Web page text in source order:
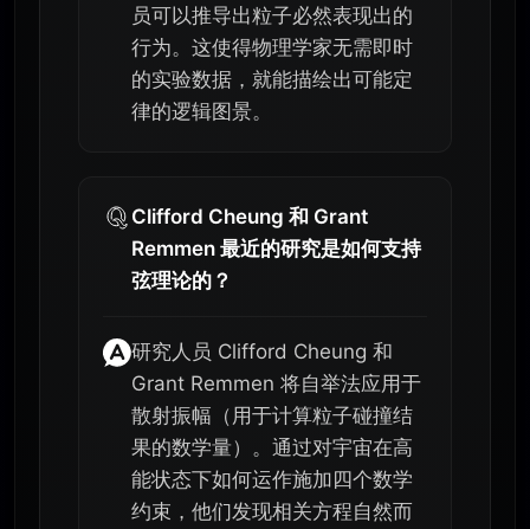
员可以推导出粒子必然表现出的
行为。这使得物理学家无需即时
的实验数据，就能描绘出可能定
律的逻辑图景。
Clifford Cheung 和 Grant
Remmen 最近的研究是如何支持
弦理论的？
研究人员 Clifford Cheung 和
Grant Remmen 将自举法应用于
散射振幅（用于计算粒子碰撞结
果的数学量）。通过对宇宙在高
能状态下如何运作施加四个数学
约束，他们发现相关方程自然而